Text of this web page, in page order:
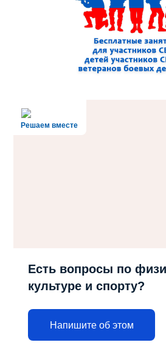
Решаем вместе
Есть вопросы по
культуре и спорту?
Напишите об этом